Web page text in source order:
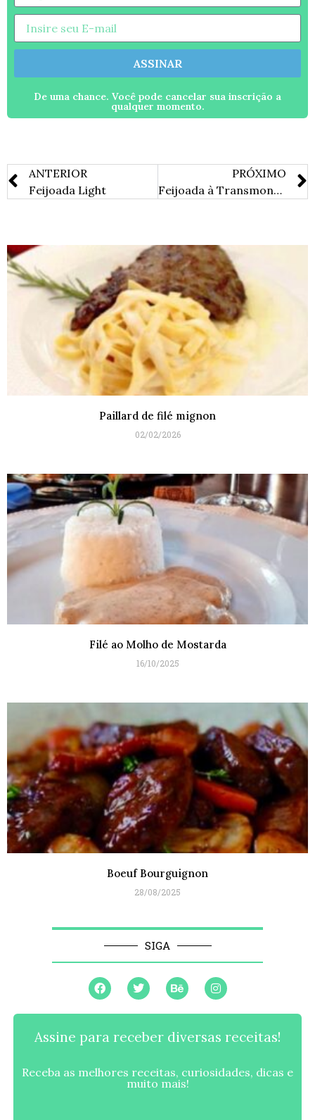
ASSINAR
De uma chance. Você pode cancelar sua inscrição a
qualquer momento.
ANTERIOR
Feijoada Light
PRÓXIMO
Feijoada à Transmontana
Paillard de filé mignon
02/02/2026
Filé ao Molho de Mostarda
16/10/2025
Boeuf Bourguignon
28/08/2025
SIGA
Assine para receber diversas receitas!
Receba as melhores receitas, curiosidades, dicas e
muito mais!